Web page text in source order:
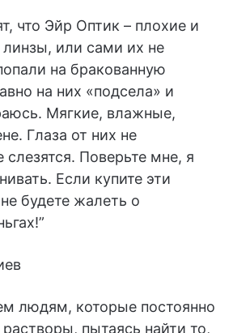
что Эйр Оптик – плохие и
линзы, или сами их не
на бракованную
на них «подсела» и
Мягкие, влажные,
Глаза от них не
Поверьте мне, я
Если купите эти
будете жалеть о
людям, которые постоянно
пытаясь найти то,